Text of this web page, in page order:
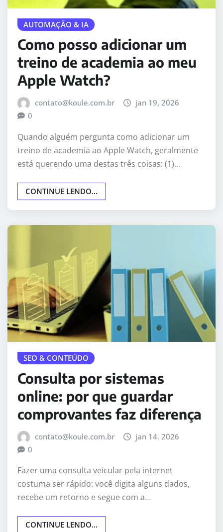
AUTOMAÇÃO & IA
Como posso adicionar um
treino de academia ao meu
Apple Watch?
contato@koule.com.br
jan 19, 2026
0
Quando alguém pergunta como adicionar um
treino de academia ao Apple Watch, geralmente
está querendo uma destas três coisas: (1)…
CONTINUE LENDO...
SEO & CONTEÚDO
Consulta por sistemas
online: por que guardar
comprovantes faz diferença
contato@koule.com.br
jan 14, 2026
0
Fazer uma consulta veicular pela internet
costuma ser rápido: você digita alguns dados,
recebe um retorno e segue com a…
CONTINUE LENDO...